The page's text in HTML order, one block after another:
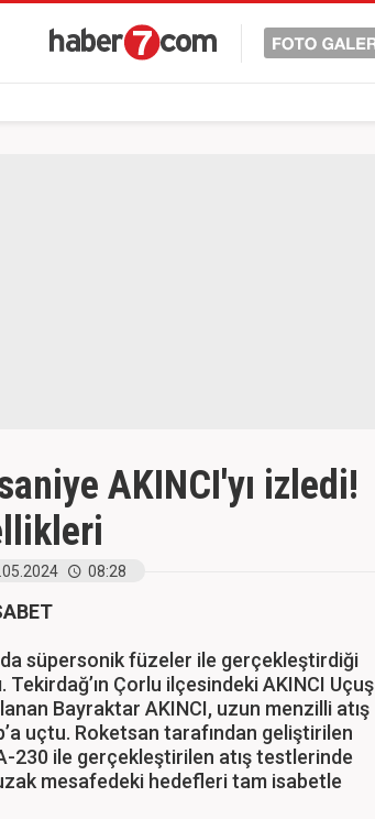
AKINCI'yı izledi!
08:28
süpersonik füzeler ile gerçekleştirdiği
Çorlu ilçesindeki AKINCI Uçuş
Bayraktar AKINCI, uzun menzilli atış
uçtu. Roketsan tarafından geliştirilen
230 ile gerçekleştirilen atış testlerinde
mesafedeki hedefleri tam isabetle